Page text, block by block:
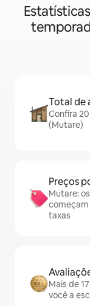
Total de
Confira
(Mutare)
Preços
Mutare:
começam
taxas
Mais de
você a